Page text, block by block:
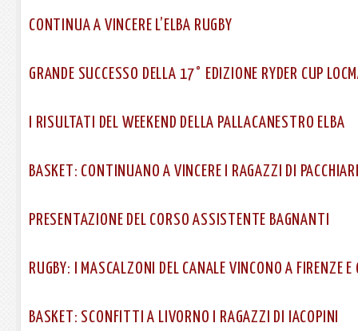
CONTINUA A VINCERE L’ELBA RUGBY
GRANDE SUCCESSO DELLA 17° EDIZIONE RYDER CUP
I RISULTATI DEL WEEKEND DELLA PALLACANESTRO ELBA
BASKET: CONTINUANO A VINCERE I RAGAZZI DI
PRESENTAZIONE DEL CORSO ASSISTENTE BAGNANTI
RUGBY: I MASCALZONI DEL CANALE VINCONO A FIRENZE
BASKET: SCONFITTI A LIVORNO I RAGAZZI DI IACOPINI